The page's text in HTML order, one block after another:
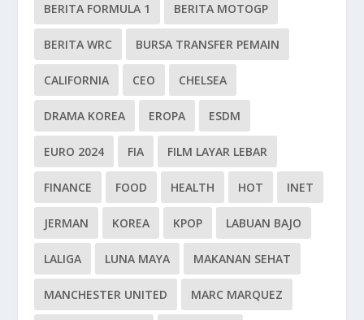
BERITA FORMULA 1 BERITA MOTOGP
BERITA WRC BURSA TRANSFER PEMAIN
CALIFORNIA CEO CHELSEA
DRAMA KOREA EROPA ESDM
EURO 2024 FIA FILM LAYAR LEBAR
FINANCE FOOD HEALTH HOT INET
JERMAN KOREA KPOP LABUAN BAJO
LALIGA LUNA MAYA MAKANAN SEHAT
MANCHESTER UNITED MARC MARQUEZ